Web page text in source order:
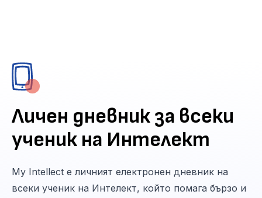
Личен дневник за всеки
ученик на Интелект
My Intellect е личният електронен дневник на
всеки ученик на Интелект, който помага бързо и